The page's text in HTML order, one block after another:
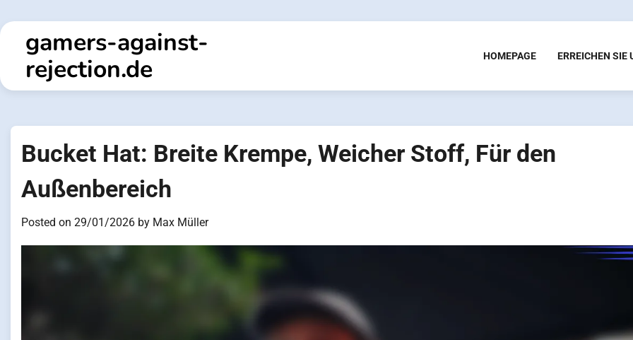
to
contentgamers-against-
rejection.de
HOMEPAGE ERREICHEN SIE
Bucket Hat: Breite Krempe, Weicher Stoff, Für den
Außenbereich
Posted on 29/01/2026 by Max Müller